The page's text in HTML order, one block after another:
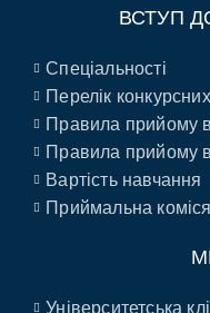
ВСТУП
Спеціальності
Перелік
Правила прийому
Правила прийому
Вартість навчання
Приймальна коміся
Університетська